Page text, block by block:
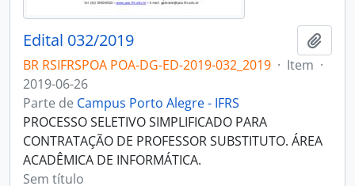
Edital 032/2019
BR RSIFRSPOA POA-DG-ED-2019-032_2019 · Item ·
2019-06-26
Parte de Campus Porto Alegre - IFRS
PROCESSO SELETIVO SIMPLIFICADO PARA
CONTRATAÇÃO DE PROFESSOR SUBSTITUTO. ÁREA
ACADÊMICA DE INFORMÁTICA.
Sem título